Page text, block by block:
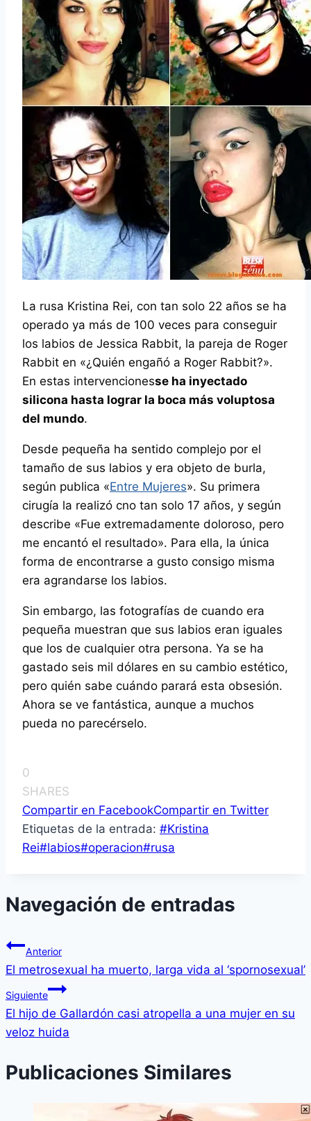
La rusa Kristina Rei, con tan solo 22 años se ha
operado ya más de 100 veces para conseguir
los labios de Jessica Rabbit, la pareja de Roger
Rabbit en «¿Quién engañó a Roger Rabbit?».
En estas intervencionesse ha inyectado
silicona hasta lograr la boca más voluptosa
del mundo.
Desde pequeña ha sentido complejo por el
tamaño de sus labios y era objeto de burla,
según publica «Entre Mujeres». Su primera
cirugía la realizó cno tan solo 17 años, y según
describe «Fue extremadamente doloroso, pero
me encantó el resultado». Para ella, la única
forma de encontrarse a gusto consigo misma
era agrandarse los labios.
Sin embargo, las fotografías de cuando era
pequeña muestran que sus labios eran iguales
que los de cualquier otra persona. Ya se ha
gastado seis mil dólares en su cambio estético,
pero quién sabe cuándo parará esta obsesión.
Ahora se ve fantástica, aunque a muchos
pueda no parecérselo.
0
SHARES
Compartir en FacebookCompartir en Twitter
Etiquetas de la entrada: #Kristina
Rei#labios#operacion#rusa
Navegación de entradas
Anterior
El metrosexual ha muerto, larga vida al ‘spornosexual’
Siguiente
El hijo de Gallardón casi atropella a una mujer en su
veloz huida
Publicaciones Similares